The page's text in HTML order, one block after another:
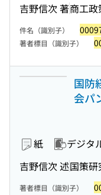
吉野信次 著商工
件名（識別子）
著者標目（識別子）
国防
会パ
紙 デジタ
吉野信次 述国策研
著者標目（識別子）